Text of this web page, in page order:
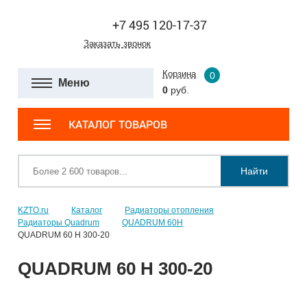
+7 495 120-17-37
Заказать звонок
Меню
Корзина
0
0 руб.
КАТАЛОГ ТОВАРОВ
Найти
KZTO.ru Каталог
Радиаторы отопления
Радиаторы Quadrum
QUADRUM 60H
QUADRUM 60 H 300-20
QUADRUM 60 H 300-20